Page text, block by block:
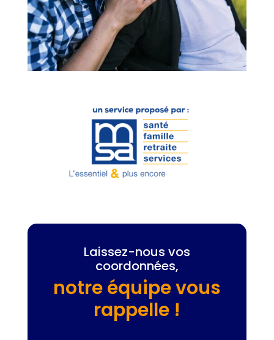
Laissez-nous vos
coordonnées,
notre équipe vous
rappelle !